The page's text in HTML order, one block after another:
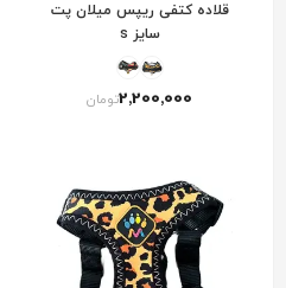
قلاده کتفی ریپس میلان پت
سایز s
2٬200٬000تومان